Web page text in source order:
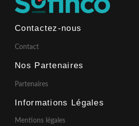
Contactez-nous
Contact
Nos Partenaires
Partenaires
Informations Légales
Mentions légales